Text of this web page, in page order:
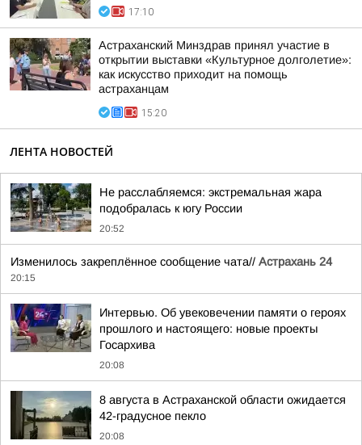
17:10
Астраханский Минздрав принял участие в
открытии выставки «Культурное долголетие»:
как искусство приходит на помощь
астраханцам
15:20
ЛЕНТА НОВОСТЕЙ
Не расслабляемся: экстремальная жара
подобралась к югу России
20:52
Изменилось закреплённое сообщение чата// Астрахань 24
20:15
Интервью. Об увековечении памяти о героях
прошлого и настоящего: новые проекты
Госархива
20:08
8 августа в Астраханской области ожидается
42-градусное пекло
20:08